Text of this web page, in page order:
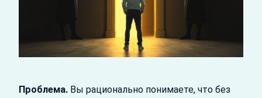
Проблема. Вы рационально понимаете, что без